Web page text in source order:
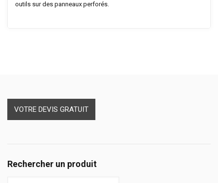
outils sur des panneaux perforés.
VOTRE DEVIS GRATUIT
Rechercher un produit